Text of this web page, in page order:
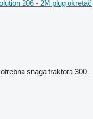
206 - 2M plug okretač
snaga traktora 300